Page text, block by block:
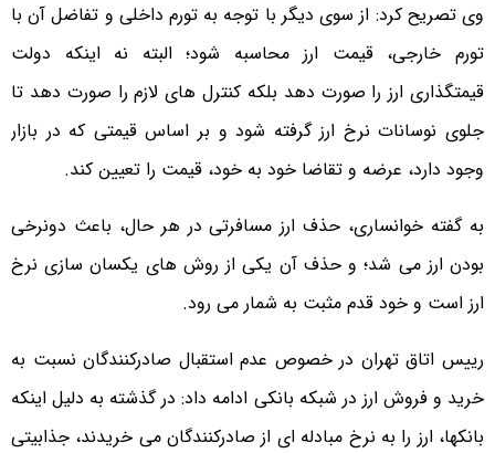
وی تصریح کرد: از سوی دیگر با توجه به تورم داخلی و تفاضل آن با
تورم خارجی، قیمت ارز محاسبه شود؛ البته نه اینکه دولت
قیمتگذاری ارز را صورت دهد بلکه کنترل های لازم را صورت دهد تا
جلوی نوسانات نرخ ارز گرفته شود و بر اساس قیمتی که در بازار
وجود دارد، عرضه و تقاضا خود به خود، قیمت را تعیین کند.
به گفته خوانساری، حذف ارز مسافرتی در هر حال، باعث دونرخی
بودن ارز می شد؛ و حذف آن یکی از روش های یکسان سازی نرخ
ارز است و خود قدم مثبت به شمار می رود.
رییس اتاق تهران در خصوص عدم استقبال صادرکنندگان نسبت به
خرید و فروش ارز در شبکه بانکی ادامه داد: در گذشته به دلیل اینکه
بانکها، ارز را به نرخ مبادله ای از صادرکنندگان می خریدند، جذابیتی